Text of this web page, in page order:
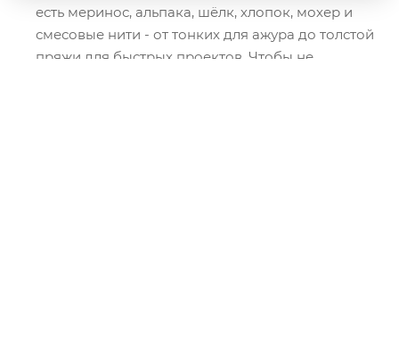
есть меринос, альпака, шёлк, хлопок, мохер и
смесовые нити - от тонких для ажура до толстой
пряжи для быстрых проектов. Чтобы не